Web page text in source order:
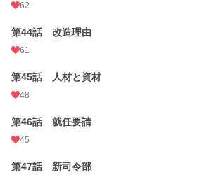
62
第44話 改造理由
61
第45話 人材と資材
48
第46話 就任要請
45
第47話 新司令部